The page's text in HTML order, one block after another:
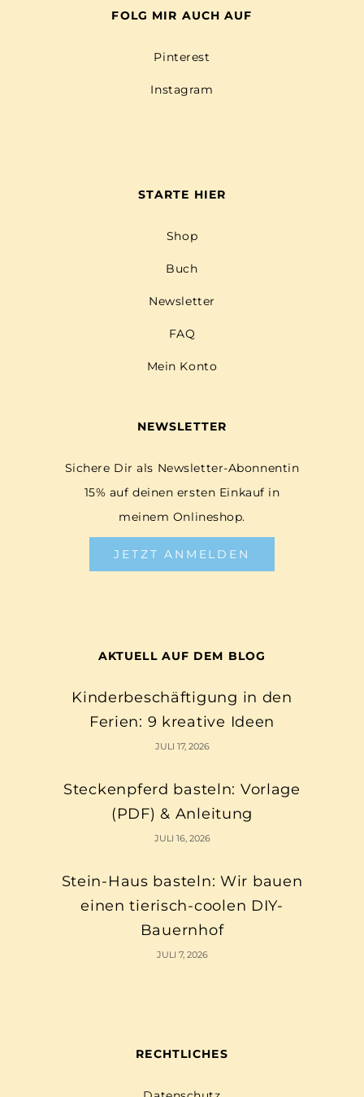
FOLG MIR AUCH AUF
Pinterest
Instagram
STARTE HIER
Shop
Buch
Newsletter
FAQ
Mein Konto
NEWSLETTER
Sichere Dir als Newsletter-Abonnentin
15% auf deinen ersten Einkauf in
meinem Onlineshop.
JETZT ANMELDEN
AKTUELL AUF DEM BLOG
Kinderbeschäftigung in den
Ferien: 9 kreative Ideen
JULI 17, 2026
Steckenpferd basteln: Vorlage
(PDF) & Anleitung
JULI 16, 2026
Stein-Haus basteln: Wir bauen
einen tierisch-coolen DIY-
Bauernhof
JULI 7, 2026
RECHTLICHES